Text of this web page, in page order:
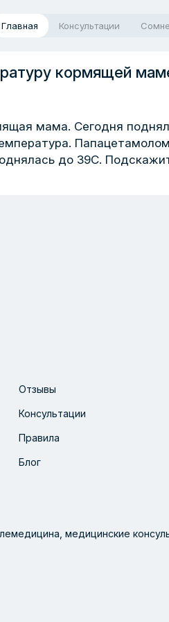
Главная Консультации
кормящей
мама. Сегодня
до 39С.
Отзывы
Консультации
Правила
Блог
медицинские